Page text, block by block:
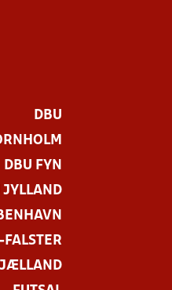
DBU
DBU FYN
JYLLAND
FALSTER